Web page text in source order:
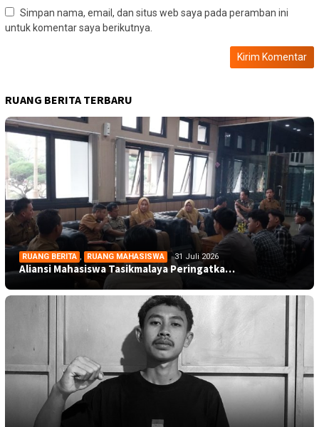
Simpan nama, email, dan situs web saya pada peramban ini
untuk komentar saya berikutnya.
RUANG BERITA TERBARU
RUANG BERITA , RUANG MAHASISWA 31 Juli 2026
Aliansi Mahasiswa Tasikmalaya Peringatka…